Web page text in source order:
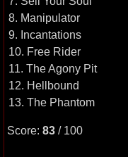
8. Manipulator
9. Incantations
10. Free Rider
11. The Agony Pit
12. Hellbound
13. The Phantom
Score: 83 / 100